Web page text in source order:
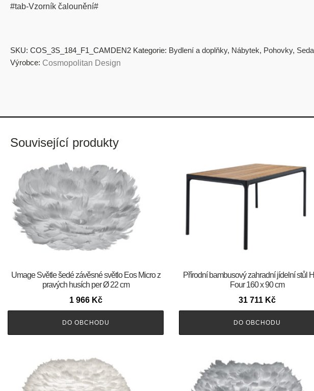
#tab-Vzorník čalounění#
SKU: COS_3S_184_F1_CAMDEN2 Kategorie: Bydlení a doplňky, Nábytek, Pohovky,
Výrobce: Cosmopolitan Design
Související produkty
Umage Světle šedé závěsné světlo Eos Micro z
pravých husích per Ø 22 cm
1 966 Kč
DO OBCHODU
Přírodní bambusový zahradní jídelní stůl
Four 160 x 90 cm
31 711 Kč
DO OBCHODU